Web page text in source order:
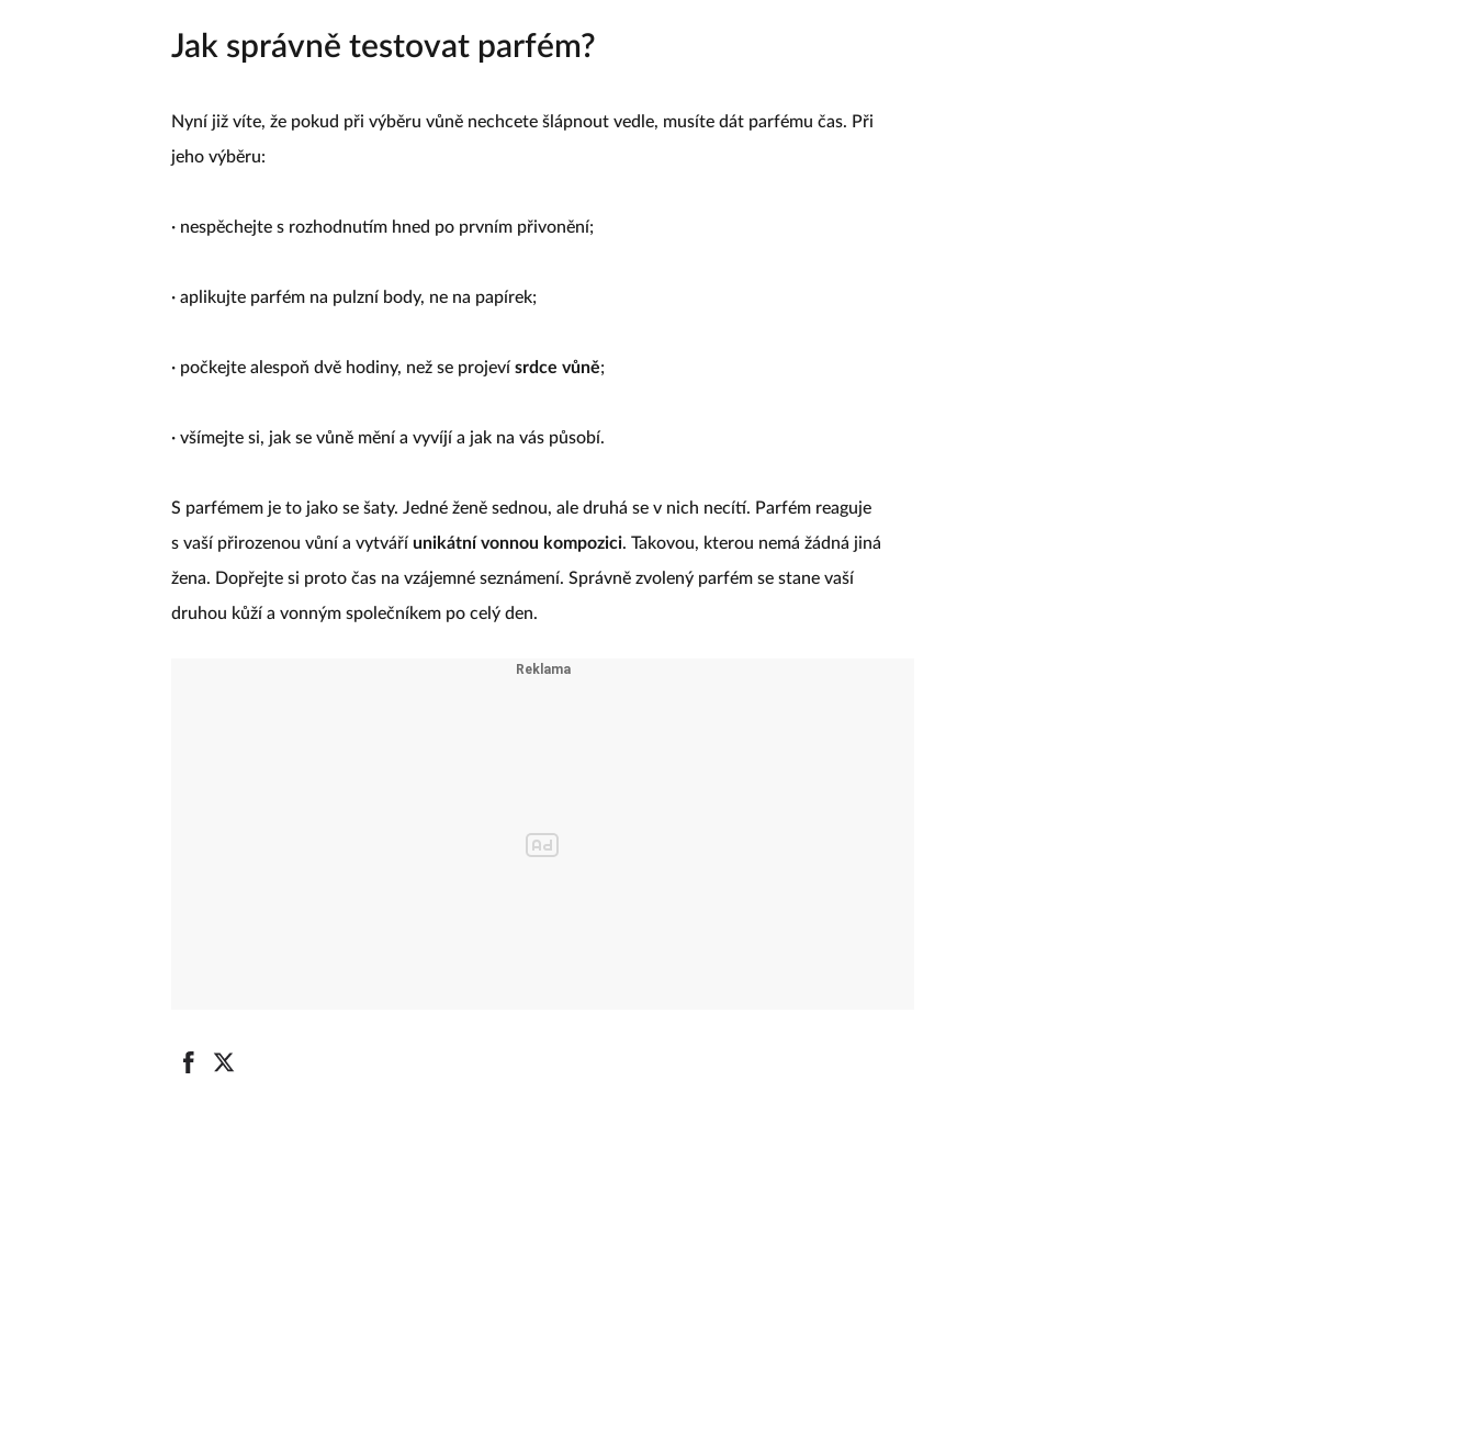
Jak správně testovat parfém?
Nyní již víte, že pokud při výběru vůně nechcete šlápnout vedle, musíte dát parfému čas. Při
jeho výběru:
· nespěchejte s rozhodnutím hned po prvním přivonění;
· aplikujte parfém na pulzní body, ne na papírek;
· počkejte alespoň dvě hodiny, než se projeví srdce vůně;
· všímejte si, jak se vůně mění a vyvíjí a jak na vás působí.
S parfémem je to jako se šaty. Jedné ženě sednou, ale druhá se v nich necítí. Parfém reaguje
s vaší přirozenou vůní a vytváří unikátní vonnou kompozici. Takovou, kterou nemá žádná jiná
žena. Dopřejte si proto čas na vzájemné seznámení. Správně zvolený parfém se stane vaší
druhou kůží a vonným společníkem po celý den.